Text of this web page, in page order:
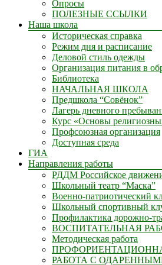
Опросы
ПОЛЕЗНЫЕ ССЫЛКИ
Наша школа
Историческая справка
Режим дня и расписание
Деловой стиль одежды
Организация питания в
Библиотека
НАЧАЛЬНАЯ ШКОЛА
Предшкола “Совёнок”
Лагерь дневного
Курс «Основы
Профсоюзная организация
Доступная среда
ГИА
Направления работы
РДДМ Российское
Школьный театр “Маска”
Военно-патриотический
Школьный спортивный
Профилактика дорожно-
ВОСПИТАТЕЛЬНАЯ
Методическая работа
РАБОТА С